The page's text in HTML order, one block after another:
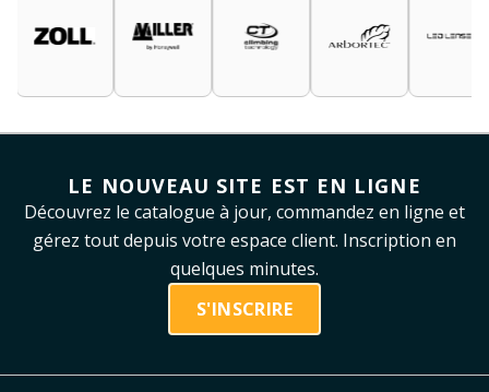
LE NOUVEAU SITE EST EN LIGNE
Découvrez le catalogue à jour, commandez en ligne et
gérez tout depuis votre espace client. Inscription en
quelques minutes.
S'INSCRIRE